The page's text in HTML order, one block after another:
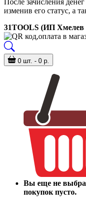
После зачисления
изменив его статус, а
31TOOLS (ИП
0 шт. - 0 р.
Вы еще не
покупок пусто.